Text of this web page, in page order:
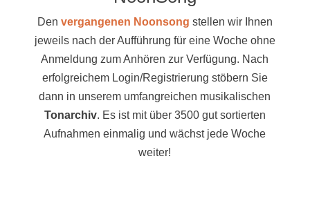
Den vergangenen Noonsong stellen wir Ihnen
jeweils nach der Aufführung für eine Woche ohne
Anmeldung zum Anhören zur Verfügung. Nach
erfolgreichem Login/Registrierung stöbern Sie
dann in unserem umfangreichen musikalischen
Tonarchiv. Es ist mit über 3500 gut sortierten
Aufnahmen einmalig und wächst jede Woche
weiter!